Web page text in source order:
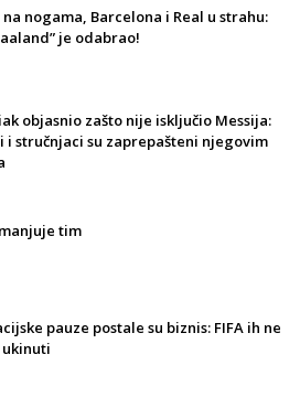
nogama, Barcelona i Real u strahu:
je odabrao!
objasnio zašto nije isključio Messija:
i stručnjaci su zaprepašteni njegovim
tim
pauze postale su biznis: FIFA ih ne